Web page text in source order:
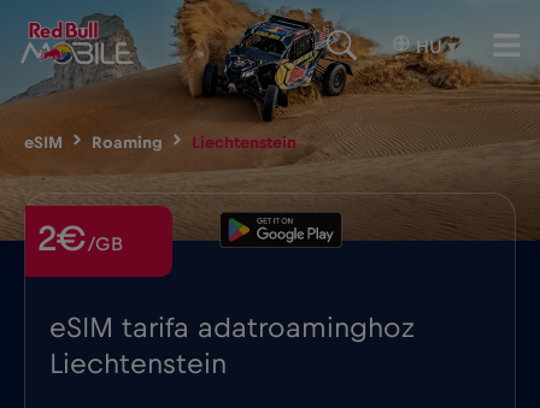
HU ▾
eSIM Roaming Liechtenstein
eSIM tarifa adatroaminghoz
Liechtenstein
2€/GB